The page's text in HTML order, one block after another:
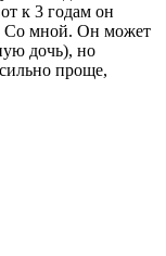
к 3 годам он
Со мной. Он может
дочь), но
проще,